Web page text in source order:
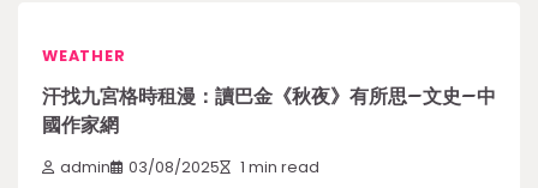
WEATHER
汗找九宮格時租漫：讀巴金《秋夜》有所思–文史–中
國作家網
admin 03/08/2025 1 min read